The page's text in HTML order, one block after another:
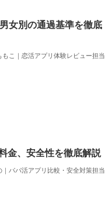
女別の通過基準を徹底
もこ｜恋活アプリ体験レビュー担当
金、安全性を徹底解説
｜パパ活アプリ比較・安全対策担当